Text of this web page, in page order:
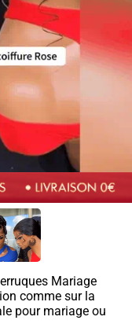
Mariage
comme sur la
pour mariage ou